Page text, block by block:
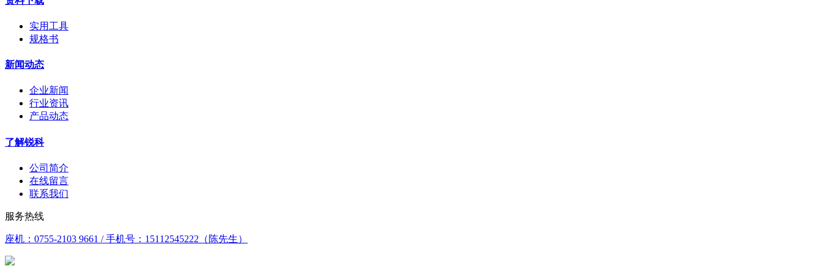
实用工具
规格书
新闻动态
企业新闻
行业资讯
产品动态
了解锐科
公司简介
在线留言
联系我们
服务热线
座机：0755-2103 9661 / 手机号：15112545222（陈先生）